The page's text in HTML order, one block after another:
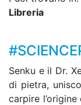
Libreria
Senku e il Dr.
di pietra,
carpire